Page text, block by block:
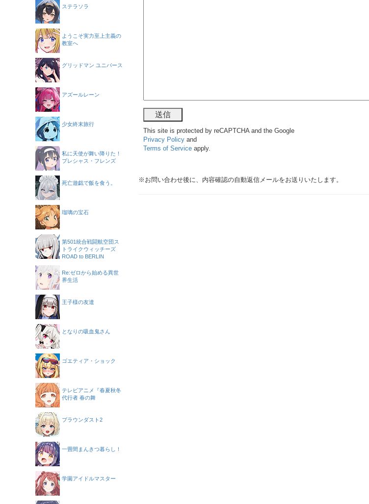
This site is protected by reCAPTCHA and the Google
Privacy Policy and
Terms of Service apply.
※お問い合わせ後に、内容確認の自動返信メールをお送りいたします。
ステラソラ
ようこそ実力至上主義の
教室へ
グリッドマン ユニバース
アズールレーン
少女終末旅行
私に天使が舞い降りた！
プレシャス・フレンズ
死亡遊戯で飯を食う。
瑠璃の宝石
第501統合戦闘航空団ス
トライクウィッチーズ
ROAD to BERLIN
Re:ゼロから始める異世
界生活
王子様の友達
となりの吸血鬼さん
ゴエティア・ショック
テレビアニメ『春夏秋冬
代行者 春の舞
ブラウンダスト2
一畳間まんきつ暮らし！
学園アイドルマスター